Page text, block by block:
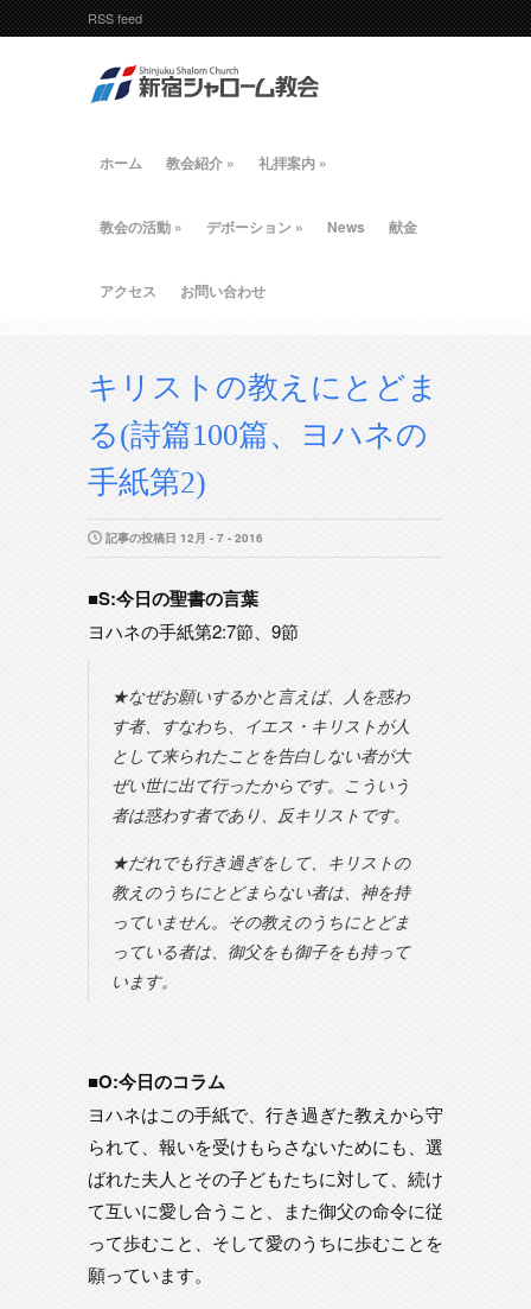
RSS feed
ホーム 教会紹介 » 礼拝案内 »
教会の活動 » デボーション » News 献金
アクセス お問い合わせ
キリストの教えにとどま
る(詩篇100篇、ヨハネの
手紙第2)
記事の投稿日 12月 - 7 - 2016
■S:今日の聖書の言葉
ヨハネの手紙第2:7節、9節
★なぜお願いするかと言えば、人を惑わ
す者、すなわち、イエス・キリストが人
として来られたことを告白しない者が大
ぜい世に出て行ったからです。こういう
者は惑わす者であり、反キリストです。
★だれでも行き過ぎをして、キリストの
教えのうちにとどまらない者は、神を持
っていません。その教えのうちにとどま
っている者は、御父をも御子をも持って
います。
■O:今日のコラム
ヨハネはこの手紙で、行き過ぎた教えから守
られて、報いを受けもらさないためにも、選
ばれた夫人とその子どもたちに対して、続け
て互いに愛し合うこと、また御父の命令に従
って歩むこと、そして愛のうちに歩むことを
願っています。